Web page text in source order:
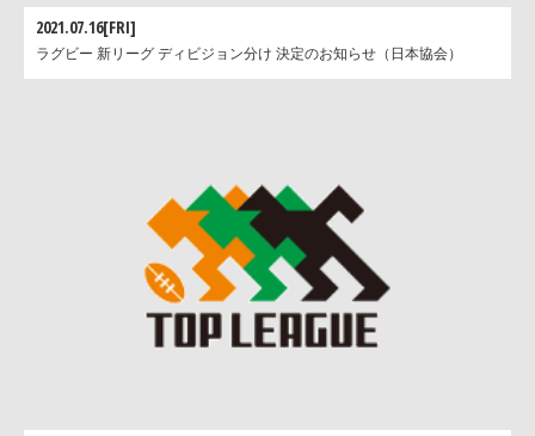
2021.07.16[FRI]
ラグビー 新リーグ ディビジョン分け 決定のお知らせ（日本協会）